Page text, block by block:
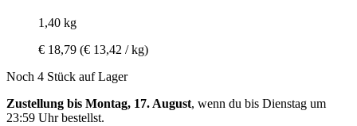
1,40 kg
€ 18,79 (€ 13,42 / kg)
Noch 4 Stück auf Lager
Zustellung bis Montag, 17. August, wenn du bis Dienstag um
23:59 Uhrbestellst.